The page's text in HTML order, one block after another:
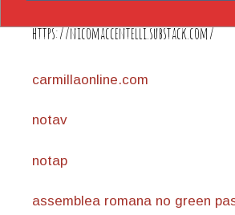
https://nicomaccentelli.substack.com/
carmillaonline.com
notav
notap
assemblea romana no green